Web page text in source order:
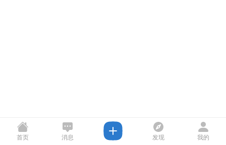
首页 消息 发现 我的